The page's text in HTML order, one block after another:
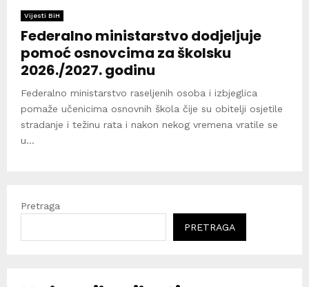
Vijesti BiH
Federalno ministarstvo dodjeljuje
pomoć osnovcima za školsku
2026./2027. godinu
Federalno ministarstvo raseljenih osoba i izbjeglica
pomaže učenicima osnovnih škola čije su obitelji osjetile
stradanje i težinu rata i nakon nekog vremena vratile se
u...
Pretraga
PRETRAGA